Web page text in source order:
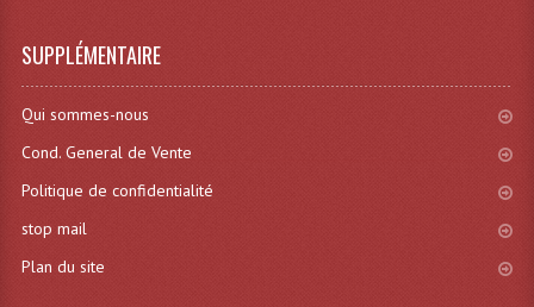
SUPPLÉMENTAIRE
Qui sommes-nous
Cond. General de Vente
Politique de confidentialité
stop mail
Plan du site